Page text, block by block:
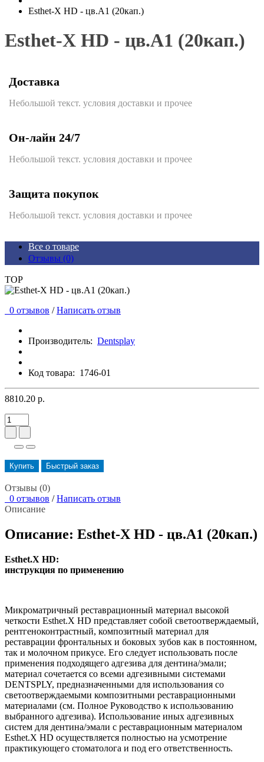
Esthet-X HD - цв.А1 (20кап.)
Esthet-X HD - цв.А1 (20кап.)
Доставка
Небольшой текст. условия доставки и прочее
Он-лайн 24/7
Небольшой текст. условия доставки и прочее
Защита покупок
Небольшой текст. условия доставки и прочее
Все о товаре
Отзывы (0)
TOP
0 отзывов / Написать отзыв
Производитель: Dentsplay
Код товара: 1746-01
8810.20 р.
Купить Быстрый заказ
Отзывы (0)
0 отзывов / Написать отзыв
Описание
Описание: Esthet-X HD - цв.А1 (20кап.)
Esthet.X HD:
инструкция по применению
Микроматричный реставрационный материал высокой
четкости Esthet.X HD представляет собой светоотверждаемый,
рентгеноконтрастный, композитный материал для
реставрации фронтальных и боковых зубов как в постоянном,
так и молочном прикусе. Его следует использовать после
применения подходящего адгезива для дентина/эмали;
материал сочетается со всеми адгезивными системами
DENTSPLY, предназначенными для использования со
светоотверждаемыми композитными реставрационными
материалами (см. Полное Руководство к использованию
выбранного адгезива). Использование иных адгезивных
систем для дентина/эмали с реставрационным материалом
Esthet.X HD осуществляется полностью на усмотрение
практикующего стоматолога и под его ответственность.